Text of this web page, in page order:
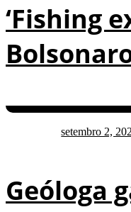
‘Fishing
setembro 2,
Geóloga